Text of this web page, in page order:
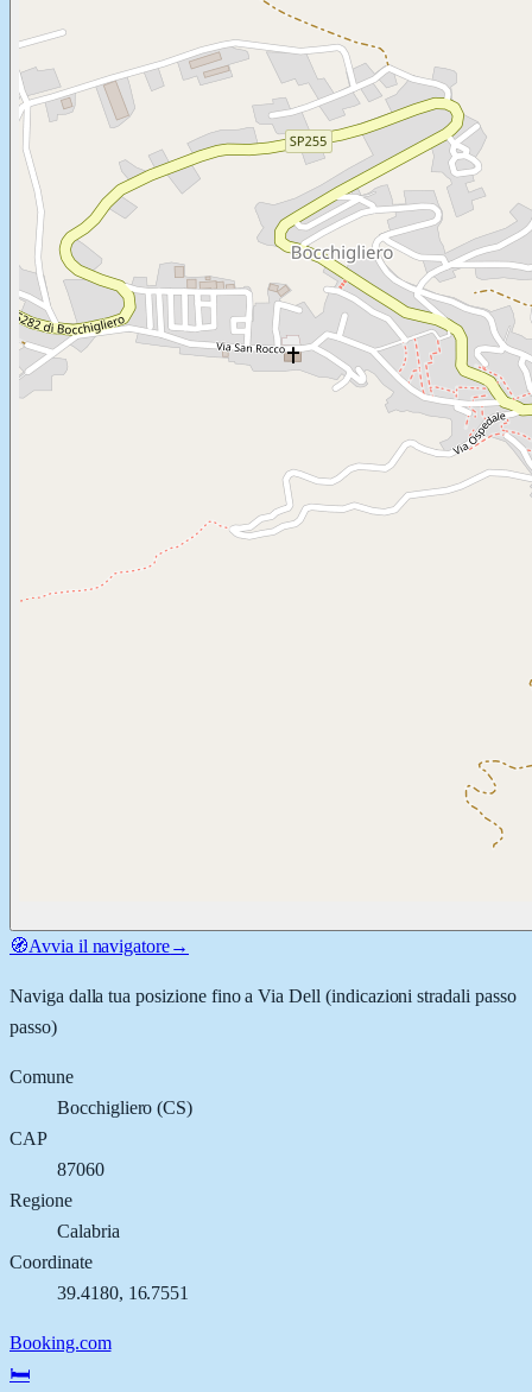
🧭Avvia il navigatore→
Naviga dalla tua posizione fino aVia Dell (indicazioni stradali passo
passo)
Comune
Bocchigliero (CS)
CAP
87060
Regione
Calabria
Coordinate
39.4180, 16.7551
Booking.com
🛏️